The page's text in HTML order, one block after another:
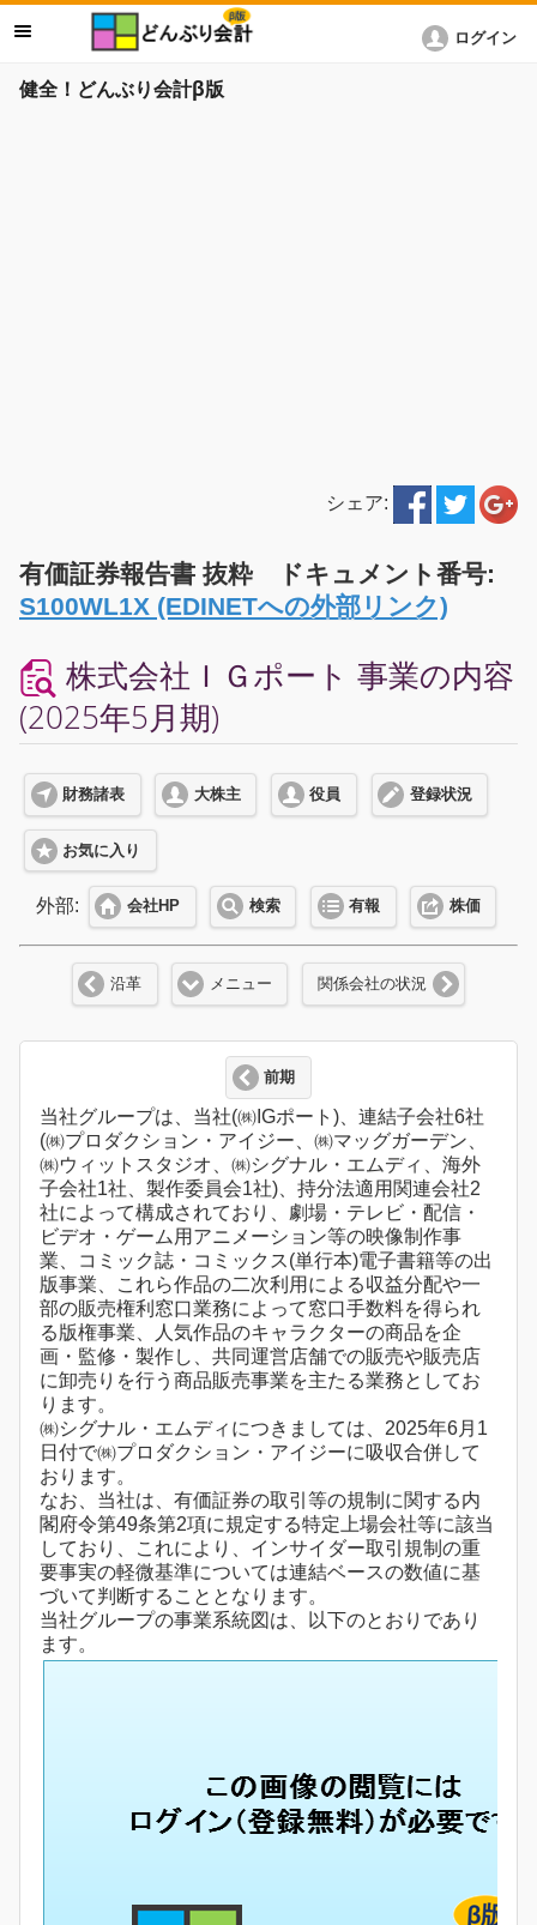
健全！どんぶり会計β版
ログイン
シェア:
有価証券報告書 抜粋 ドキュメント番号:
S100WL1X (EDINETへの外部リンク)
株式会社ＩＧポート 事業の内容
(2025年5月期)
財務諸表 大株主 役員 登録状況
お気に入り
外部: 会社HP 検索 有報 株価
沿革 メニュー 関係会社の状況
前期
当社グループは、当社(㈱IGポート)、連結子会社6社
(㈱プロダクション・アイジー、㈱マッグガーデン、
㈱ウィットスタジオ、㈱シグナル・エムディ、海外
子会社1社、製作委員会1社)、持分法適用関連会社2
社によって構成されており、劇場・テレビ・配信・
ビデオ・ゲーム用アニメーション等の映像制作事
業、コミック誌・コミックス(単行本)電子書籍等の出
版事業、これら作品の二次利用による収益分配や一
部の販売権利窓口業務によって窓口手数料を得られ
る版権事業、人気作品のキャラクターの商品を企
画・監修・製作し、共同運営店舗での販売や販売店
に卸売りを行う商品販売事業を主たる業務としてお
ります。
㈱シグナル・エムディにつきましては、2025年6月1
日付で㈱プロダクション・アイジーに吸収合併して
おります。
なお、当社は、有価証券の取引等の規制に関する内
閣府令第49条第2項に規定する特定上場会社等に該当
しており、これにより、インサイダー取引規制の重
要事実の軽微基準については連結ベースの数値に基
づいて判断することとなります。
当社グループの事業系統図は、以下のとおりであり
ます。